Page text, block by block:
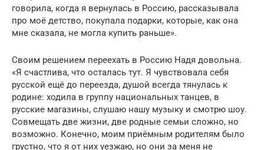
говорила, когда я вернулась в Россию, рассказывала
про моё детство, покупала подарки, которые, как она
мне сказала, не могла купить раньше».
Своим решением переехать в Россию Надя довольна.
«Я счастлива, что осталась тут. Я чувствовала себя
русской ещё до переезда, душой всегда тянулась к
родине: ходила в группу национальных танцев, в
русские магазины, слушаю нашу музыку и смотрю шоу.
Совмещать две жизни, две родные семьи сложно, но
возможно. Конечно, моим приёмным родителям было
грустно, что я от них уезжаю, но они за меня не